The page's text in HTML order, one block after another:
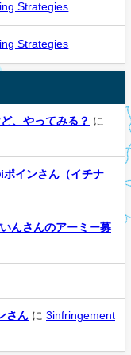
Strategies
Strategies
、やってみる？ に
インさん（イチナ
んさんのアーミー募
さん に 3infringement